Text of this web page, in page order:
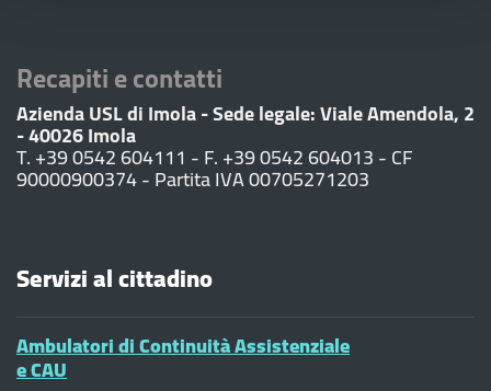
Recapiti e contatti
Azienda USL di Imola - Sede legale: Viale Amendola, 2
- 40026 Imola
T. +39 0542 604111 - F. +39 0542 604013 - CF
90000900374 - Partita IVA 00705271203
Servizi al cittadino
Ambulatori di Continuità Assistenziale
e CAU